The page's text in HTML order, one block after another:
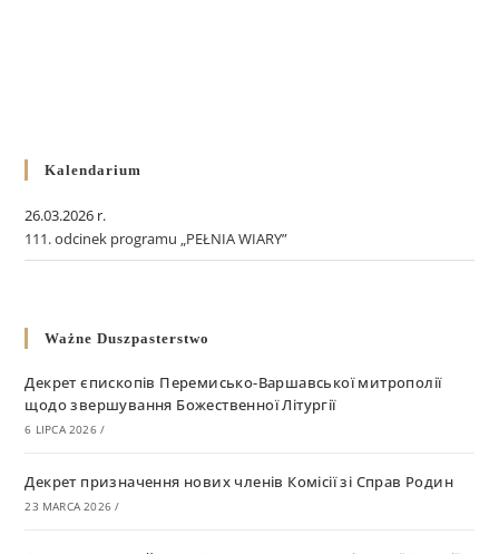
Kalendarium
26.03.2026 r.
111. odcinek programu „PEŁNIA WIARY”
Ważne Duszpasterstwo
Декрет єпископів Перемисько-Варшавської митрополії
щодо звершування Божественної Літургії
6 LIPCA 2026 /
Декрет призначення нових членів Комісії зі Справ Родин
23 MARCA 2026 /